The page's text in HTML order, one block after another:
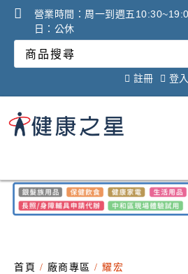
營業時間：周一到週五
日：公休
註冊 登入
首頁 / 廠商專區 / 耀宏